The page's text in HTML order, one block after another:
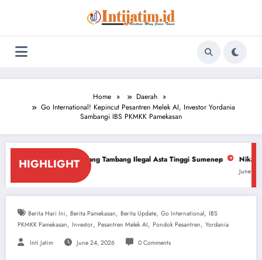
Home
Daerah
Go International! Kepincut Pesantren Melek AI, Investor Yordania
Sambangi IBS PKMKK Pamekasan
HIGHLIGHT
Tambang Ilegal Asta Tinggi Sumenep Nikah Massal: Pemkot
Berita Hari Ini, Berita Pamekasan, Berita Update, Go International, IBS
PKMKK Pamekasan, Investor, Pesantren Melek AI, Pondok Pesantren, Yordania
Inti Jatim June 24, 2026 0 Comments